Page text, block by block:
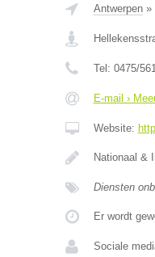
Antwerpen»
Tel: 0475/
E-mail ›
Website:
Nationaal &
Diensten
Er wordt
Sociale